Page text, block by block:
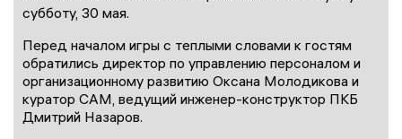
субботу, 30 мая.
Перед началом игры с теплыми словами к гостям
обратились директор по управлению персоналом и
организационному развитию Оксана Молодикова и
куратор САМ, ведущий инженер-конструктор ПКБ
Дмитрий Назаров.